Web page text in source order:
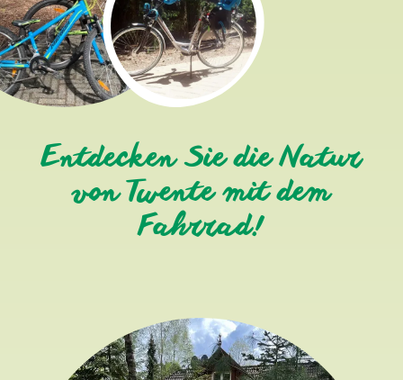
Entdecken Sie die Natur
von Twente mit dem
Fahrrad!